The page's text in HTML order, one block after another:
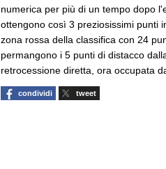
numerica per più di un tempo dopo
ottengono così 3 preziosissimi punti
zona rossa della classifica con 24
permangono i 5 punti di distacco
retrocessione diretta, ora occupata
condividi tweet